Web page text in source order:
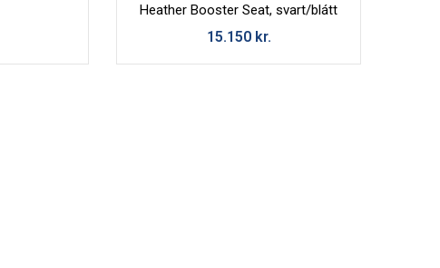
Heather Booster Seat, svart/blátt
15.150 kr.